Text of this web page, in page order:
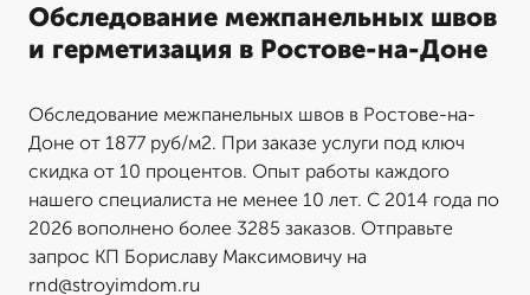
Обследование межпанельных швов
и герметизация в Ростове-на-Доне
Обследование межпанельных швов в Ростове-на-
Доне от 1877 руб/м2. При заказе услуги под ключ
скидка от 10 процентов. Опыт работы каждого
нашего специалиста не менее 10 лет. С 2014 года по
2026 вополнено более 3285 заказов. Отправьте
запрос КП Бориславу Максимовичу на
rnd@stroyimdom.ru